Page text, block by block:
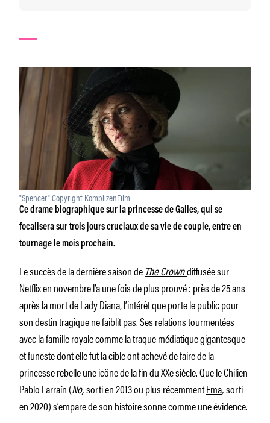
"Spencer" Copyright KomplizenFilm
Ce drame biographique sur la princesse de Galles, qui se
focalisera sur trois jours cruciaux de sa vie de couple, entre en
tournage le mois prochain.
Le succès de la dernière saison de The Crowndiffusée sur
Netflix en novembre l’a une fois de plus prouvé : près de 25 ans
après la mort de Lady Diana, l’intérêt que porte le public pour
son destin tragique ne faiblit pas. Ses relations tourmentées
avec la famille royale comme la traque médiatique gigantesque
et funeste dont elle fut la cible ont achevé de faire de la
princesse rebelle une icône de la fin du XXe siècle. Que le Chilien
Pablo Larraín (No,sorti en 2013 ou plus récemmentEma,sorti
en 2020) s’empare de son histoire sonne comme une évidence.